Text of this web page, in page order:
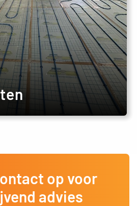
op voor
advies